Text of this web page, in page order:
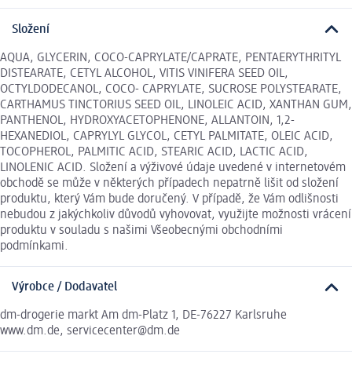
Složení
AQUA, GLYCERIN, COCO-CAPRYLATE/CAPRATE, PENTAERYTHRITYL
DISTEARATE, CETYL ALCOHOL, VITIS VINIFERA SEED OIL,
OCTYLDODECANOL, COCO- CAPRYLATE, SUCROSE POLYSTEARATE,
CARTHAMUS TINCTORIUS SEED OIL, LINOLEIC ACID, XANTHAN GUM,
PANTHENOL, HYDROXYACETOPHENONE, ALLANTOIN, 1,2-
HEXANEDIOL, CAPRYLYL GLYCOL, CETYL PALMITATE, OLEIC ACID,
TOCOPHEROL, PALMITIC ACID, STEARIC ACID, LACTIC ACID,
LINOLENIC ACID. Složení a výživové údaje uvedené v internetovém
obchodě se může v některých případech nepatrně lišit od složení
produktu, který Vám bude doručený. V případě, že Vám odlišnosti
nebudou z jakýchkoliv důvodů vyhovovat, využijte možnosti vrácení
produktu v souladu s našimi Všeobecnými obchodními
podmínkami.
Výrobce / Dodavatel
dm-drogerie markt Am dm-Platz 1, DE-76227 Karlsruhe
www.dm.de, servicecenter@dm.de